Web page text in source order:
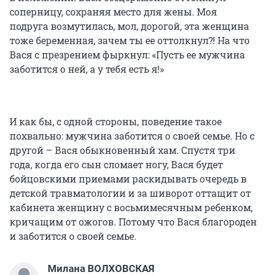
соперницу, сохраняя место для жены. Моя
подруга возмутилась, мол, дорогой, эта женщина
тоже беременная, зачем ты ее оттолкнул?! На что
Вася с презрением фыркнул: «Пусть ее мужчина
заботится о ней, а у тебя есть я!»
И как бы, с одной стороны, поведение такое
похвально: мужчина заботится о своей семье. Но с
другой – Вася обыкновенный хам. Спустя три
года, когда его сын сломает ногу, Вася будет
бойцовскими приемами раскидывать очередь в
детской травматологии и за шиворот оттащит от
кабинета женщину с восьмимесячным ребенком,
кричащим от ожогов. Потому что Вася благороден
и заботится о своей семье.
Милана ВОЛХОВСКАЯ